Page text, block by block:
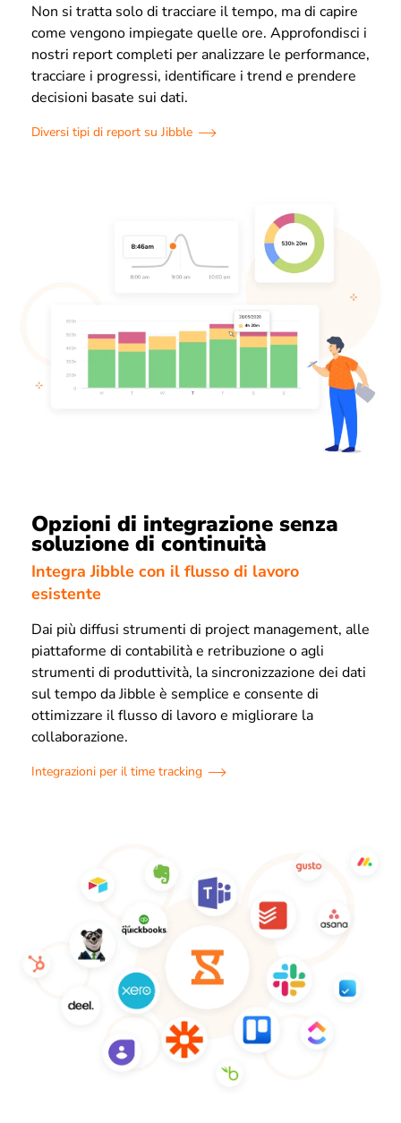
Non si tratta solo di tracciare il tempo, ma di capire
come vengono impiegate quelle ore. Approfondisci i
nostri report completi per analizzare le performance,
tracciare i progressi, identificare i trend e prendere
decisioni basate sui dati.
Diversi tipi di report su Jibble
Opzioni di integrazione senza
soluzione di continuità
Integra Jibble con il flusso di lavoro
esistente
Dai più diffusi strumenti di project management, alle
piattaforme di contabilità e retribuzione o agli
strumenti di produttività, la sincronizzazione dei dati
sul tempo da Jibble è semplice e consente di
ottimizzare il flusso di lavoro e migliorare la
collaborazione.
Integrazioni per il time tracking